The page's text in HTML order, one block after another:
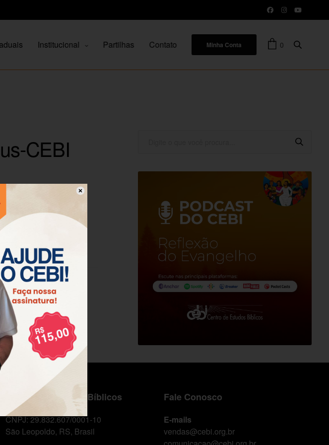
Institucional Partilhas Contato Minha Conta 0
CEBI
Centro de Estudos Bíblicos
CNPJ: 29.832.607/0001-10
São Leopoldo, RS, Brasil
Fale Conosco
E-mails
vendas@cebi.org.br